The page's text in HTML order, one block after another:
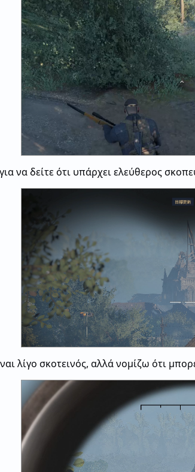
να δείτε ότι υπάρχει ελεύθερος
λίγο σκοτεινός, αλλά νομίζω ότι